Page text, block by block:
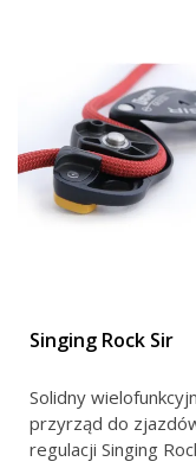
Singing Rock Sir
Solidny
przyrząd do
regulacji Singing